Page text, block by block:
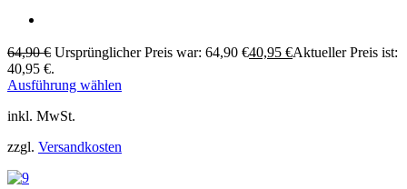
64,90€ Ursprünglicher Preis war: 64,90 €40,95 €Aktueller Preis ist:
40,95 €.
Ausführung wählen
inkl. MwSt.
zzgl. Versandkosten